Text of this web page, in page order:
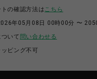
の確認方法はこちら
年05月08日 00時00分 〜
いて 問い合わせる
ピング不可